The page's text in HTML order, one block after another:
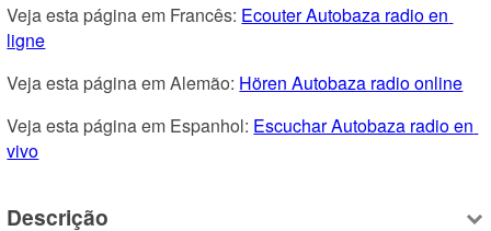
Veja esta página em Francês: Ecouter Autobaza radio en
ligne
Veja esta página em Alemão: Hören Autobaza radio online
Veja esta página em Espanhol: Escuchar Autobaza radio en
vivo
Descrição